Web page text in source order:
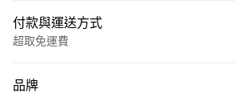
付款與運送方式
超取免運費
信用卡一次付款
品牌